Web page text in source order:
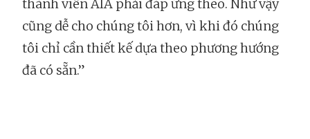
thành viên AIA phải đáp ứng theo. Như vậy
cũng dễ cho chúng tôi hơn, vì khi đó chúng
tôi chỉ cần thiết kế dựa theo phương hướng
đã có sẵn.”